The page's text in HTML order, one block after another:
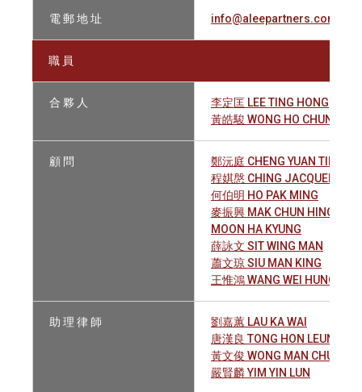
電 郵 地 址 info@aleepartners.com.hk
職 員
合 夥 人
李定匡 LEE TING HONG
黃皓駿 WONG HO CHUN
顧 問
鄭沅庭 CHENG YUAN TING
程娸慇 CHING JACQUELINE
何伯明 HO PAK MING
麥振興 MAK CHUN HING
MOON HA KYUNG
薛詠文 SIT WING MAN
蕭文琼 SIU MAN KING
王惟鴻 WANG WEI HUNG,
助 理 律 師
劉嘉蕙 LAU KA WAI
唐漢良 TONG HON LEUNG
黃文俊 WONG MAN CHUN
嚴賢麟 YIM YIN LUN